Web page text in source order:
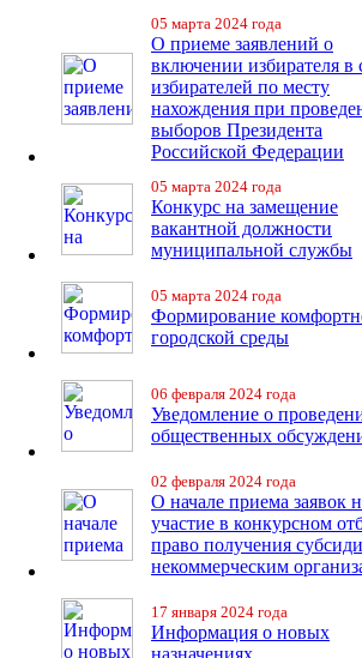
05 марта 2024 года
О приеме заявлений о
включении избирателя в
избирателей по месту
нахождения при
выборов Президента
Российской Федерации
05 марта 2024 года
Конкурс на замещение
вакантной должности
муниципальной службы
05 марта 2024 года
Формирование
городской среды
06 февраля 2024 года
Уведомление о
общественных
02 февраля 2024 года
О начале приема заявок
участие в конкурсном
право получения
некоммерческим
17 января 2024 года
Информация о новых
назначениях